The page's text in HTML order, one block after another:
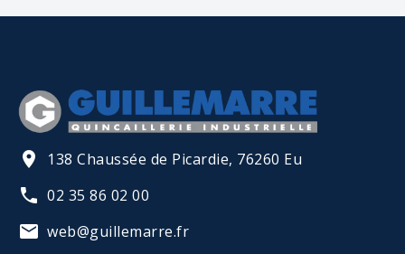
138 Chaussée de Picardie, 76260 Eu
02 35 86 02 00
web@guillemarre.fr